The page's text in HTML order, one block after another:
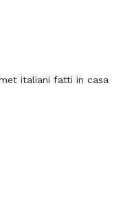
italiani fatti in casa